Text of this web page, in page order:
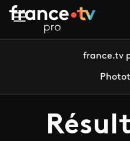
Aller au contenu principal
france.tv